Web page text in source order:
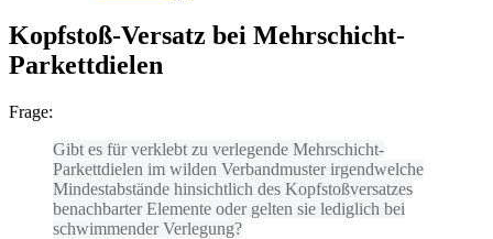
Kopfstoß-Versatz bei Mehrschicht-
Parkettdielen
Frage:
Gibt es für verklebt zu verlegende Mehrschicht-
Parkettdielen im wilden Verbandmuster irgendwelche
Mindestabstände hinsichtlich des Kopfstoßversatzes
benachbarter Elemente oder gelten sie lediglich bei
schwimmender Verlegung?